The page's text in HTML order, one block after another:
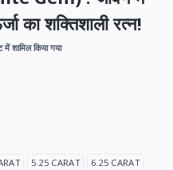
का शक्तिशाली रत्न!
में शामिल किया गया
5.25 CARAT
6.25 CARAT